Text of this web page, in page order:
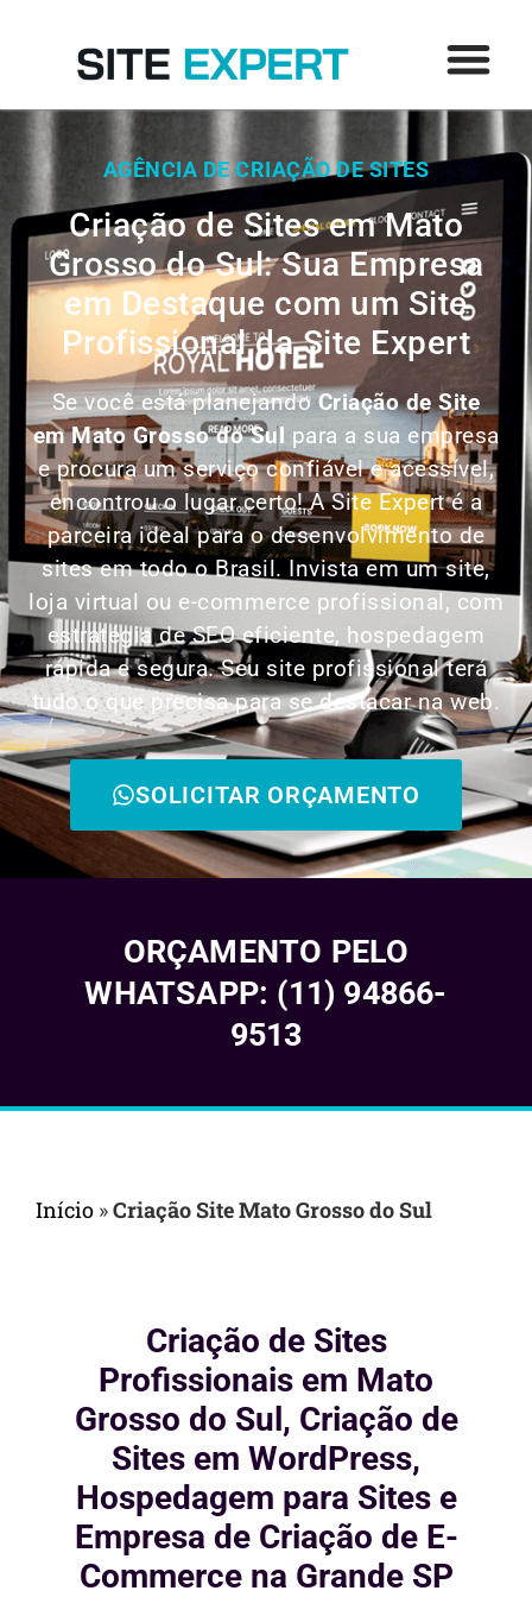
AGÊNCIA DE CRIAÇÃO DE SITES
Criação de Sites em Mato
Grosso do Sul: Sua Empresa
em Destaque com um Site
Profissional da Site Expert
Se você está planejandoCriação de Site
emMato Grosso do Sul para a sua empresa
e procura um serviço confiável e acessível,
encontrou o lugar certo! A Site Expert é a
parceira ideal para o desenvolvimento de
sites em todo o Brasil. Invista em um site,
loja virtual ou e-commerce profissional, com
estratégia de SEO eficiente, hospedagem
rápida e segura. Seu site profissional terá
tudo o que precisa para se destacar na web.
SOLICITAR ORÇAMENTO
ORÇAMENTO PELO
WHATSAPP: (11) 94866-
9513
Início »Criação Site Mato Grosso do Sul
Criação de Sites
Profissionais em Mato
Grosso do Sul, Criação de
Sites em WordPress,
Hospedagem para Sites e
Empresa de Criação de E-
Commerce na Grande SP